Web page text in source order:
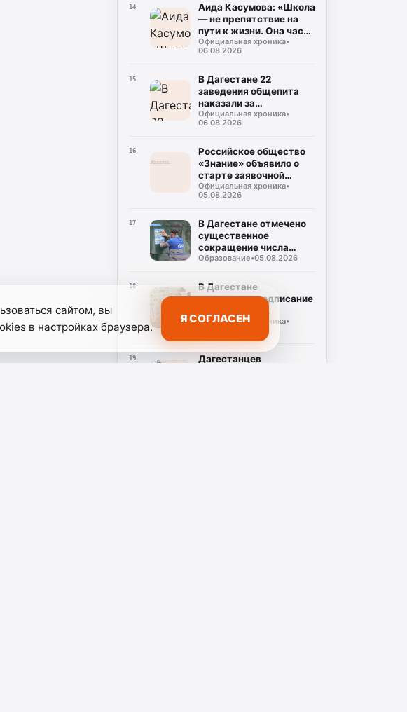
14
Аида Касумова: «Школа
— не препятствие на
пути к жизни. Она часть
подготовки к этой
жизни»
Официальная хроника•
06.08.2026
15
В Дагестане 22
заведения общепита
наказали за
использование мясо-
молочной продукции
Официальная хроника•
06.08.2026
16
Российское общество
«Знание» объявило о
старте заявочной
кампании на соискание
Просветительской
Премия-2026»
Официальная хроника•
05.08.2026
17
В Дагестане отмечено
существенное
сокращение числа
случаев некорректного
Образование•05.08.2026
18
В Дагестане
состоялось подписание
совместном контроле
за предстоящими
Официальная хроника•
19
Дагестанцев
сайтом, вы
в настройках браузера.
Я СОГЛАСЕН